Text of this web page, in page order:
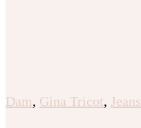
Dam, Gina Tricot, Jeans